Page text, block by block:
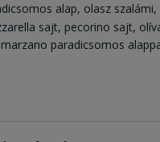
alap olasz szalámi
sajt pecorino sajt
marzano paradicsomos